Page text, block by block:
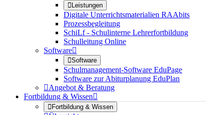
Leistungen
Digitale Unterrichtsmaterialien RAAbits
Prozessbegleitung
SchiLf - Schulinterne Lehrerfortbildung
Schulleitung Online
Software
Software
Schulmanagement-Software EduPage
Software zur Abiturplanung EduPlan
Angebot & Beratung
Fortbildung & Wissen
Fortbildung & Wissen